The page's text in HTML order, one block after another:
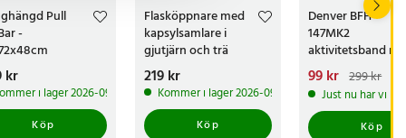
Pull
-
:899 kr
kr
i lager 2026-09-11
Köp
Flasköppnare med
kapsylsamlare i
gjutjärn och trä
Pris :219 kr
219 kr
Kommer i lager 2026-09-18
Köp
Denver BFH-
147MK2
aktivitetsband
pulsmätare och
färgdisplay -
Nuvarande pris
99 krTidigare pris
299 kr
99 kr 299 kr
Just nu har vi
Köp